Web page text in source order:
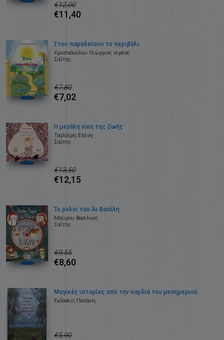
€12,00
€11,40
Στου παραδείσου το περιβόλι
Χριστοδούλου Γεώργιος ιερέας
Σαΐτης
€7,80
€7,02
Η μεγάλη νίκη της Ζωής
Τσαλδίρη Ελένη
Σαΐτης
€13,50
€12,15
Το ρολόι του Άι Βασίλη
Μαύρου Βασιλική
Σαΐτης
€9,55
€8,60
Μαγικές ιστορίες από την καρδιά του μεσημεριού
Εκδόσεις Πατάκη
€5,90